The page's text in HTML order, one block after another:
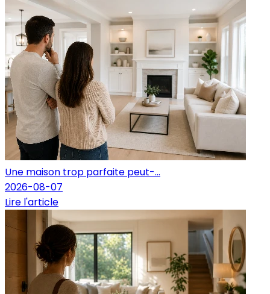
Une maison trop parfaite peut-...
2026-08-07
Lire l'article